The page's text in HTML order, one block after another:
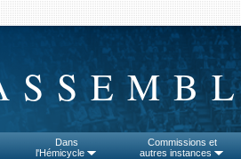
Dans
l'Hémicycle
Commissions et
autres instances